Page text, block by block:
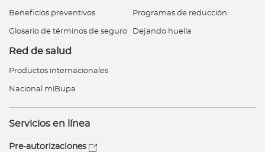
Beneficios preventivos
Glosario de términos de seguro
Programas de reducción
Dejando huella
Red de salud
Productos internacionales
Nacional miBupa
Servicios en línea
Pre-autorizaciones